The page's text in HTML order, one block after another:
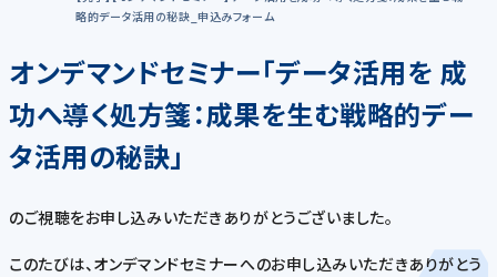
略的データ活用の秘訣_申込みフォーム
オンデマンドセミナー「データ活用を 成
功へ導く処方箋：成果を生む戦略的デー
タ活用の秘訣」
のご視聴をお申し込みいただきありがとうございました。
このたびは、オンデマンドセミナーへのお申し込みいただきありがとう